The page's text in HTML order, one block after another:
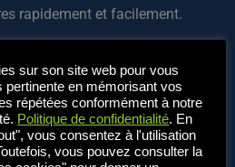
rapidement et facilement.
des ressources aux
et les ajuster si
des ressources entièrement
ou dédiées telles que des
sur son site web pour vous
pertinente en mémorisant vos
répétées conformément à notre
Politique de confidentialité. En
vous consentez à l'utilisation
vous pouvez consulter la